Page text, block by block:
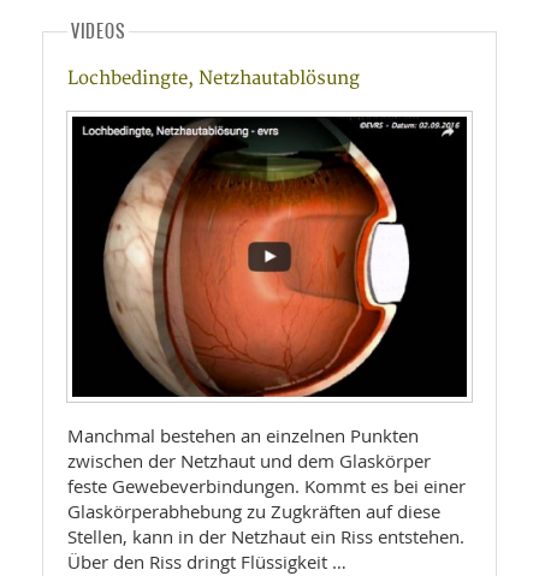
VIDEOS
Lochbedingte, Netzhautablösung
Manchmal bestehen an einzelnen Punkten
zwischen der Netzhaut und dem Glaskörper
feste Gewebeverbindungen. Kommt es bei einer
Glaskörperabhebung zu Zugkräften auf diese
Stellen, kann in der Netzhaut ein Riss entstehen.
Über den Riss dringt Flüssigkeit …